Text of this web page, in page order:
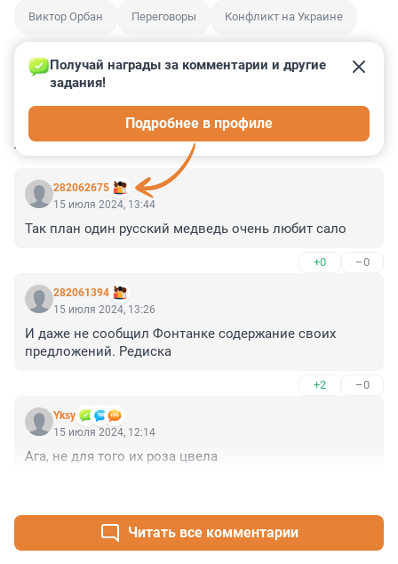
Виктор Орбан Переговоры Конфликт на Украине
КОММЕНТАРИИ 5
282062675
Получай награды за комментарии и другие
задания!
Подробнее в профиле
15 июля 2024, 13:44
Так план один русский медведь очень любит сало
+0 –0
282061394
15 июля 2024, 13:26
И даже не сообщил Фонтанке содержание своих
предложений. Редиска
+2 –0
Yksy
15 июля 2024, 12:14
Ага, не для того их роза цвела
Читать все комментарии